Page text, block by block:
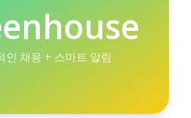
인 채용 + 스마트 알림